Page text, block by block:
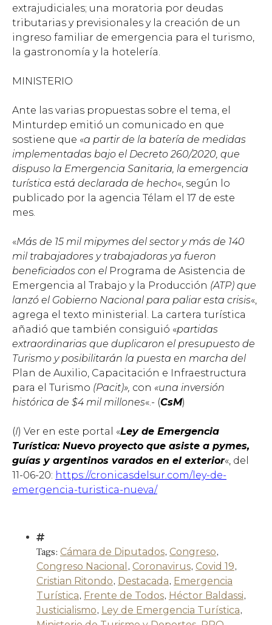
extrajudiciales; una moratoria por deudas
tributarias y previsionales y la creación de un
ingreso familiar de emergencia para el turismo,
la gastronomía y la hotelería.
MINISTERIO
Ante las varias propuestas sobre el tema, el
Minturdep emitió un comunicado en que
sostiene que «a partir de la batería de medidas
implementadas bajo el Decreto 260/2020, que
dispuso la Emergencia Sanitaria, la emergencia
turística está declarada de hecho«, según lo
publicado por la agencia Télam el 17 de este
mes.
«Más de 15 mil mipymes del sector y más de 140
mil trabajadores y trabajadoras ya fueron
beneficiados con el Programa de Asistencia de
Emergencia al Trabajo y la Producción (ATP) que
lanzó el Gobierno Nacional para paliar esta crisis«,
agrega el texto ministerial.
La cartera turística
añadió que también consiguió «partidas
extraordinarias que duplicaron el presupuesto de
Turismo y posibilitarán la puesta en marcha del
Plan de Auxilio, Capacitación e Infraestructura
para el Turismo (Pacit)», con «una inversión
histórica de $4 mil millones«.- (CsM)
(I) Ver en este portal «Ley de Emergencia
Turística: Nuevo proyecto que asiste a pymes,
guías y argentinos varados en el exterior«, del
11-06-20: https://cronicasdelsur.com/ley-de-
emergencia-turistica-nueva/
Tags: Cámara de Diputados, Congreso,
Congreso Nacional , Coronavirus, Covid 19,
Cristian Ritondo, Destacada, Emergencia
Turística, Frente de Todos, Héctor Baldassi,
Justicialismo, Ley de Emergencia Turística,